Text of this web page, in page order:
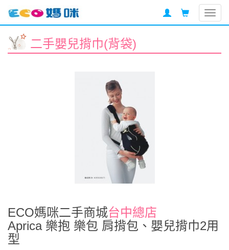
二手嬰兒揹巾(背袋)
ECO媽咪二手商城台中總店
Aprica 樂抱 樂包 肩揹包、嬰兒揹巾2用
型